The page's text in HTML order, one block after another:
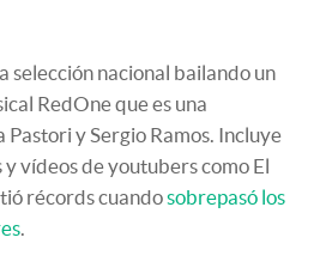
selección nacional bailando un
RedOne que es una
y Sergio Ramos. Incluye
vídeos de youtubers como El
récords cuandosobrepasó los
.